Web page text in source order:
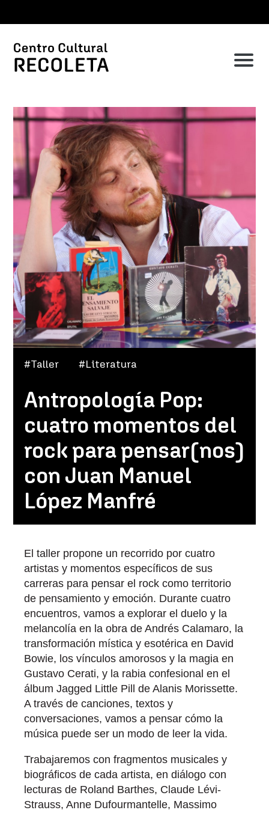
#Taller #Literatura
Antropología Pop:
cuatro momentos del
rock para pensar(nos)
con Juan Manuel
López Manfré
El taller propone un recorrido por cuatro
artistas y momentos específicos de sus
carreras para pensar el rock como territorio
de pensamiento y emoción. Durante cuatro
encuentros, vamos a explorar el duelo y la
melancolía en la obra de Andrés Calamaro, la
transformación mística y esotérica en David
Bowie, los vínculos amorosos y la magia en
Gustavo Cerati, y la rabia confesional en el
álbum Jagged Little Pill de Alanis Morissette.
A través de canciones, textos y
conversaciones, vamos a pensar cómo la
música puede ser un modo de leer la vida.
Trabajaremos con fragmentos musicales y
biográficos de cada artista, en diálogo con
lecturas de Roland Barthes, Claude Lévi-
Strauss, Anne Dufourmantelle, Massimo